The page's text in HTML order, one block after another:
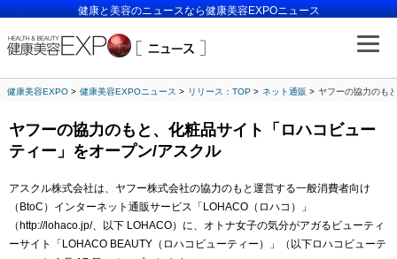
健康と美容のニュースなら健康美容EXPOニュース
健康美容EXPO 健康美容EXPOニュース リリース：TOP ネット通販 ヤフーの協力のも
ヤフーの協力のもと、化粧品サイト「ロハコビュー
ティー」をオープン/アスクル
アスクル株式会社は、ヤフー株式会社の協力のもと運営する一般消費者向け
（BtoC）インターネット通販サービス「LOHACO（ロハコ）」
（http://lohaco.jp/、以下 LOHACO）に、オトナ女子の気分がアガるビューティ
ーサイト「LOHACO BEAUTY（ロハコビューティー）」（以下ロハコビューテ